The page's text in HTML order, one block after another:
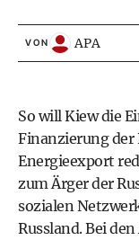
VON APA
So will Kiew die
Finanzierung
Energieexport
zum Ärger der
sozialen
Russland. Bei